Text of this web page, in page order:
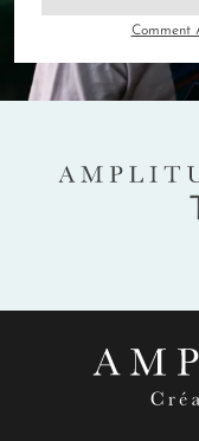
Comment